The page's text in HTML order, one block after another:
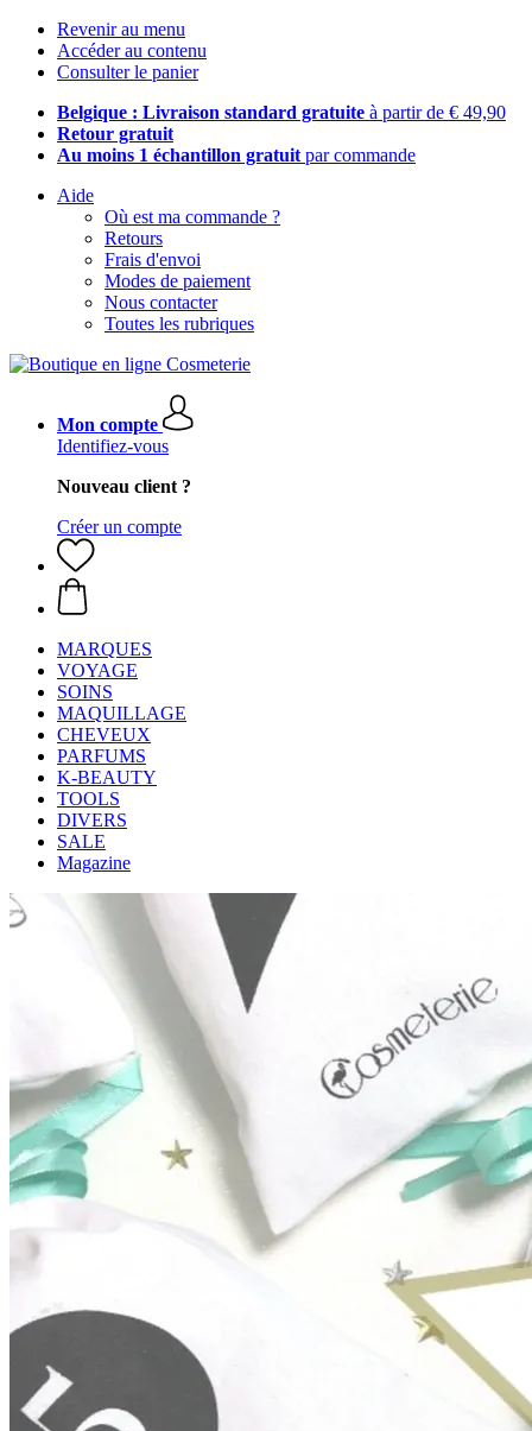
Revenir au menu
Accéder au contenu
Consulter le panier
Belgique : Livraison standard gratuite à partir de € 49,90
Retour gratuit
Au moins 1 échantillon gratuit par commande
Aide
Où est ma commande ?
Retours
Frais d'envoi
Modes de paiement
Nous contacter
Toutes les rubriques
Mon compte
Identifiez-vous
Nouveau client ?
Créer un compte
MARQUES
VOYAGE
SOINS
MAQUILLAGE
CHEVEUX
PARFUMS
K-BEAUTY
TOOLS
DIVERS
SALE
Magazine